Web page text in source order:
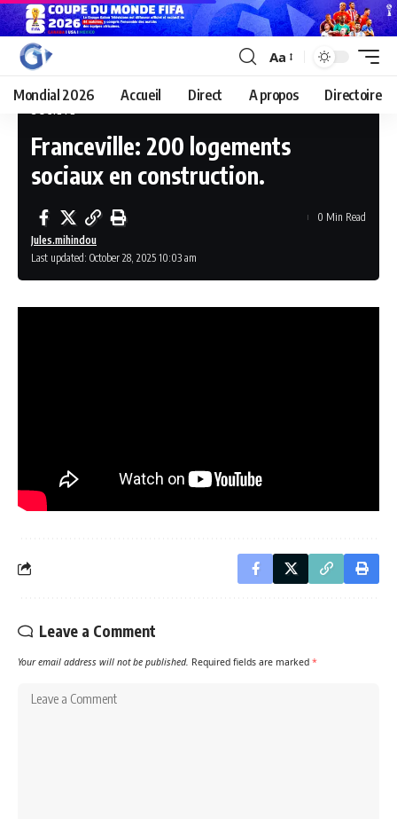
Aa
Mondial 2026 Accueil Direct A propos Directoire
SOCIÉTÉ
Franceville: 200 logements
sociaux en construction.
Last updated: October 28, 2025 10:03 am
Jules.mihindou
0 Min Read
Leave a Comment
Your email address will not be published. Required fields are marked *